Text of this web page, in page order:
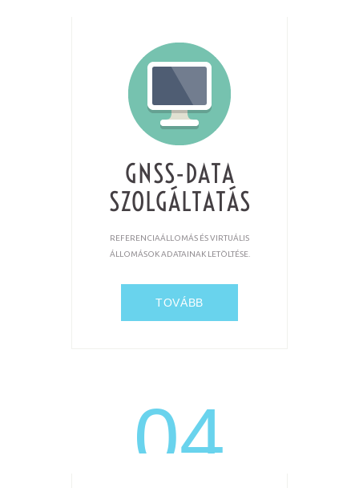
GNSS-DATA
SZOLGÁLTATÁS
REFERENCIAÁLLOMÁS ÉS VIRTUÁLIS
ÁLLOMÁSOK ADATAINAK LETÖLTÉSE.
TOVÁBB